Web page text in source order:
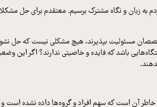
زبان و نگاه مشترک برسیم. معتقدم برای حل
مسئولیت بپذیرند، هیچ مشکلی نیست که حل
باشد که فایده و خاصیتی ندارند؟ اگر این
خاطر آن است که سهم افراد و گروه‌ها داده نشده